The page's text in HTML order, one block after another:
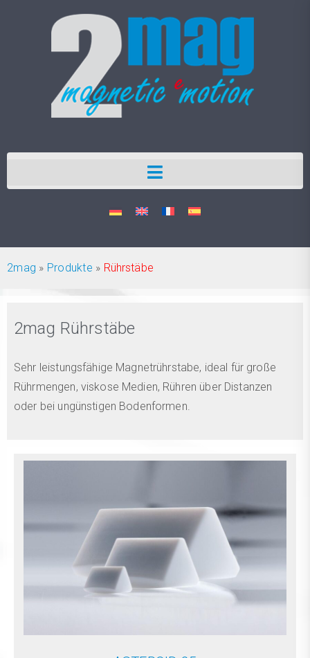
2mag » Produkte » Rührstäbe
2mag Rührstäbe
Sehr leistungsfähige Magnetrührstabe, ideal für große
Rührmengen, viskose Medien, Rühren über Distanzen
oder bei ungünstigen Bodenformen.